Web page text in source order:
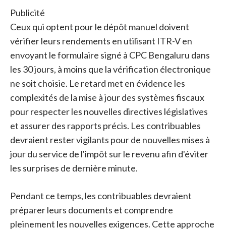
Publicité
Ceux qui optent pour le dépôt manuel doivent
vérifier leurs rendements en utilisant ITR-V en
envoyant le formulaire signé à CPC Bengaluru dans
les 30 jours, à moins que la vérification électronique
ne soit choisie. Le retard met en évidence les
complexités de la mise à jour des systèmes fiscaux
pour respecter les nouvelles directives législatives
et assurer des rapports précis. Les contribuables
devraient rester vigilants pour de nouvelles mises à
jour du service de l'impôt sur le revenu afin d'éviter
les surprises de dernière minute.
Pendant ce temps, les contribuables devraient
préparer leurs documents et comprendre
pleinement les nouvelles exigences. Cette approche